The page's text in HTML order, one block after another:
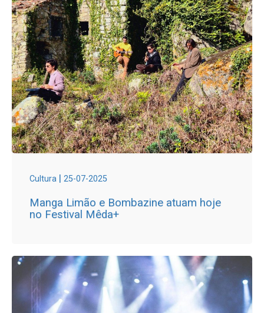
Cultura | 25-07-2025
Manga Limão e Bombazine atuam hoje
no Festival Mêda+